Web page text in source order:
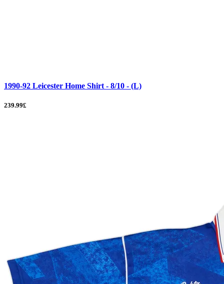
1990-92 Leicester Home Shirt - 8/10 - (L)
239.99£